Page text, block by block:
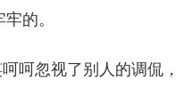
的。
呵忽视了别人的调侃